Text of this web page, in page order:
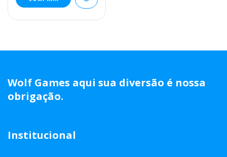
Wolf Games aqui sua diversão é nossa
obrigação.
Institucional